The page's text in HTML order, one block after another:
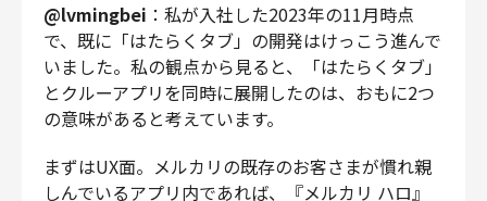
@lvmingbei ：私が入社した2023年の11月時点
で、既に「はたらくタブ」の開発はけっこう進んで
いました。私の観点から見ると、「はたらくタブ」
とクルーアプリを同時に展開したのは、おもに2つ
の意味があると考えています。
まずはUX面。メルカリの既存のお客さまが慣れ親
しんでいるアプリ内であれば、『メルカリ ハロ』